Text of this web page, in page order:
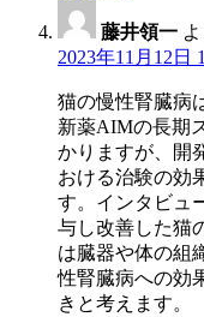
藤井領一
2023年11月12日
猫の慢性腎臓病
新薬AIMの長期
かりますが、開
おける治験の効
す。インタビュ
与し改善した猫
は臓器や体の組
性腎臓病への効
きと考えます。